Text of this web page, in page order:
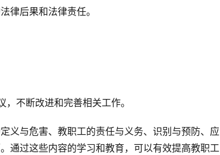
律后果和法律责任。
不断改进和完善相关工作。
义与危害、教职工的责任与义务、识别与预防、应
通过这些内容的学习和教育，可以有效提高教职工